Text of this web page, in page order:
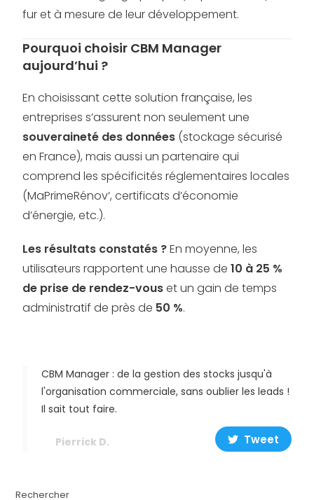
fur et à mesure de leur développement.
Pourquoi choisir CBM Manager
aujourd’hui ?
En choisissant cette solution française, les
entreprises s’assurent non seulement une
souveraineté des données (stockage sécurisé
en France), mais aussi un partenaire qui
comprend les spécificités réglementaires locales
(MaPrimeRénov’, certificats d’économie
d’énergie, etc.).
Les résultats constatés ?En moyenne, les
utilisateurs rapportent une hausse de10 à 25 %
de prise de rendez-vouset un gain de temps
administratif de près de 50 %.
CBM Manager : de la gestion des stocks jusqu'à
l'organisation commerciale, sans oublier les leads !
Il sait tout faire.
Pierrick D. Tweet
Rechercher